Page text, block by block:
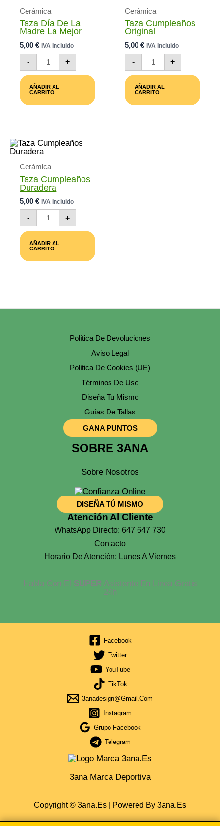
Cerámica
Taza Día De La
Madre La Mejor
5,00€ IVA Incluido
-
Taza
Día
De
Madre
Mejor
+
AÑADIR AL
CARRITO
Cerámica
Taza Cumpleaños
Original
5,00€ IVA Incluido
-
Taza
Cumpleaños
Original
+
AÑADIR AL
CARRITO
Cerámica
Taza Cumpleaños
Duradera
5,00€ IVA Incluido
-
Taza
Cumpleaños
Duradera
+
AÑADIR AL
CARRITO
Política De Devoluciones
Aviso Legal
Política De Cookies (UE)
Términos De Uso
Diseña Tu Mismo
Guías De Tallas
GANA PUNTOS
SOBRE 3ANA
Sobre Nosotros
DISEÑA TÚ MISMO
Atención Al Cliente
WhatsApp Directo: 647 647 730
Contacto
Horario De Atención: Lunes A Viernes
Habla Con El SUPERAsistente En Linea Gratis
24h
Facebook
Twitter
YouTube
TikTok
3anadesign@gmail.com
Instagram
Grupo Facebook
Telegram
3ana Marca Deportiva
Copyright © 3ana.es | Powered By 3ana.es